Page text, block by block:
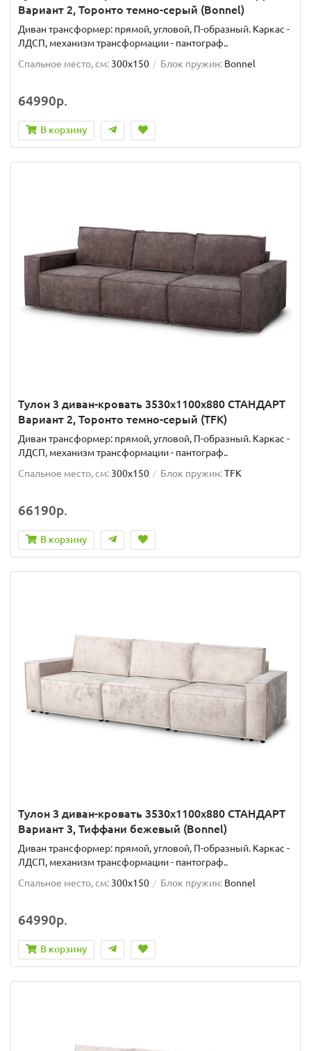
Вариант 2, Торонто темно-серый (Bonnel)
Диван трансформер: прямой, угловой, П-образный. Каркас -
ЛДСП, механизм трансформации - пантограф..
Спальное место, см: 300x150 Блок пружин: Bonnel
64990р.
В корзину
Тулон 3 диван-кровать 3530х1100х880 СТАНДАРТ
Вариант 2, Торонто темно-серый (TFK)
Диван трансформер: прямой, угловой, П-образный. Каркас -
ЛДСП, механизм трансформации - пантограф..
Спальное место, см: 300x150 Блок пружин:TFK
66190р.
В корзину
Тулон 3 диван-кровать 3530х1100х880 СТАНДАРТ
Вариант 3, Тиффани бежевый (Bonnel)
Диван трансформер: прямой, угловой, П-образный. Каркас -
ЛДСП, механизм трансформации - пантограф..
Спальное место, см: 300x150 Блок пружин: Bonnel
64990р.
В корзину